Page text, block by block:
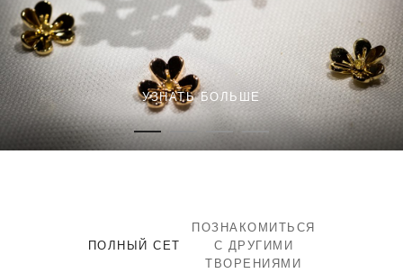
УЗНАТЬ БОЛЬШЕ
ПОЛНЫЙ СЕТ
ПОЗНАКОМИТЬСЯ
С ДРУГИМИ
ТВОРЕНИЯМИ